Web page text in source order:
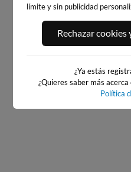
PORT ANDRATX
94km · Andratx
límite y sin publicidad
Rechazar
¿Ya estás
¿Quieres saber más
Política